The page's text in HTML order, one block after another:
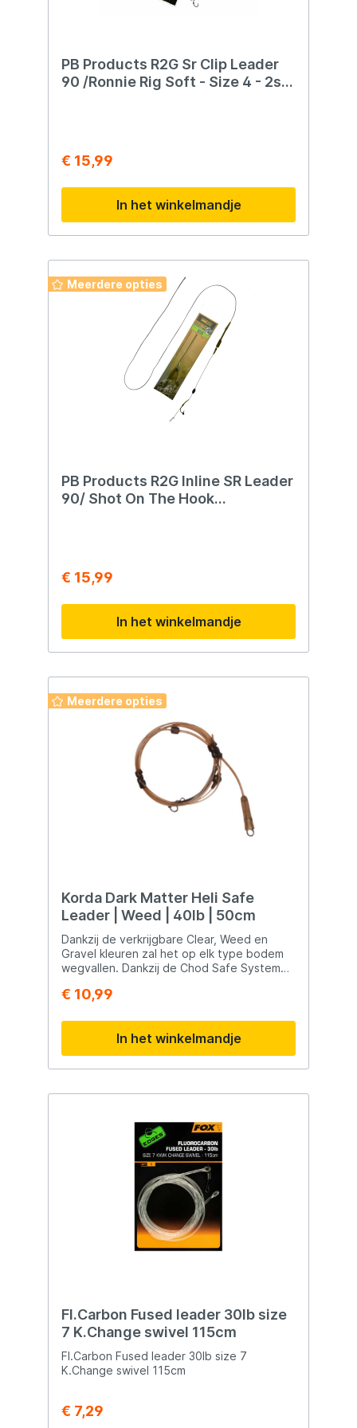
leader Breeksterkte: 45 lb of 65 lb Kleuren:
PB Products R2G Sr Clip Leader
90 /Ronnie Rig Soft - Size 4 - 2st.
€ 15,99
In het winkelmandje
Meerdere opties
PB Products R2G Inline SR Leader
90/ Shot On The Hook
€ 15,99
In het winkelmandje
Meerdere opties
Korda Dark Matter Heli Safe
Leader | Weed | 40lb | 50cm
Dankzij de verkrijgbare Clear, Weed en
Gravel kleuren zal het op elk type bodem
wegvallen. Dankzij de Chod Safe System
aangebracht is het systeem uiterst vis
voor kiezen om je lood of werpgewicht aan
de leader vast te houden of indien het
echt noodzakelijk is deze gelijk te lossen.
Dat betekent dus dat je niet meer zelf
soort zaken om de Heli-Safe op een Dark
€ 10,99
In het winkelmandje
Fl.Carbon Fused leader 30lb size
7 K.Change swivel 115cm
Fl.Carbon Fused leader 30lb size 7
K.Change swivel 115cm
€ 7,29